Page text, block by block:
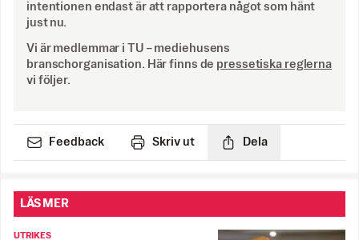
intentionen endast är att rapportera något som hänt
just nu.
Vi är medlemmar i TU – mediehusens
branschorganisation. Här finns de pressetiska reglerna
vi följer.
Feedback Skriv ut Dela
LÄS MER
UTRIKES